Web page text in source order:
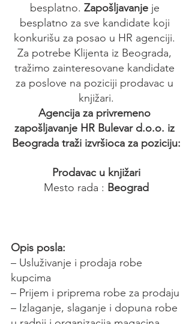
besplatno. Zapošljavanje je
besplatno za sve kandidate koji
konkurišu za posao u HR agenciji.
Za potrebe Klijenta iz Beograda,
tražimo zainteresovane kandidate
za poslove na poziciji prodavac u
knjižari.
Agencija za privremeno
zapošljavanje HR Bulevar d.o.o. iz
Beograda traži izvršioca za poziciju:
Prodavac u knjižari
Mesto rada : Beograd
Opis posla:
– Usluživanje i prodaja robe
kupcima
– Prijem i priprema robe za prodaju
– Izlaganje, slaganje i dopuna robe